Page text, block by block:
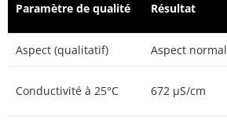
Paramètre de qualité Résultat
Aspect (qualitatif) Aspect normal
Conductivité à 25°C 672 µS/cm